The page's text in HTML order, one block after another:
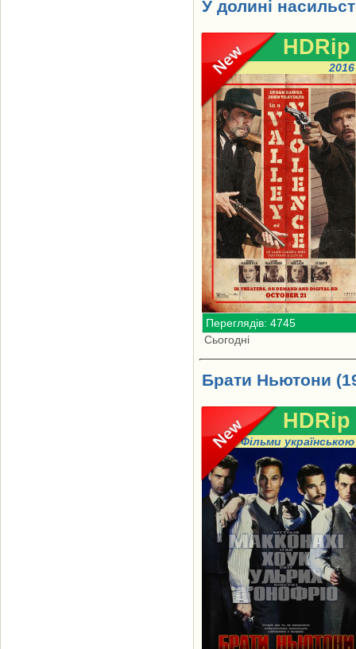
У долині
HDRip
2016
Переглядів: 4745
Сьогодні
Брати Ньютони
HDRip
Фільми українською